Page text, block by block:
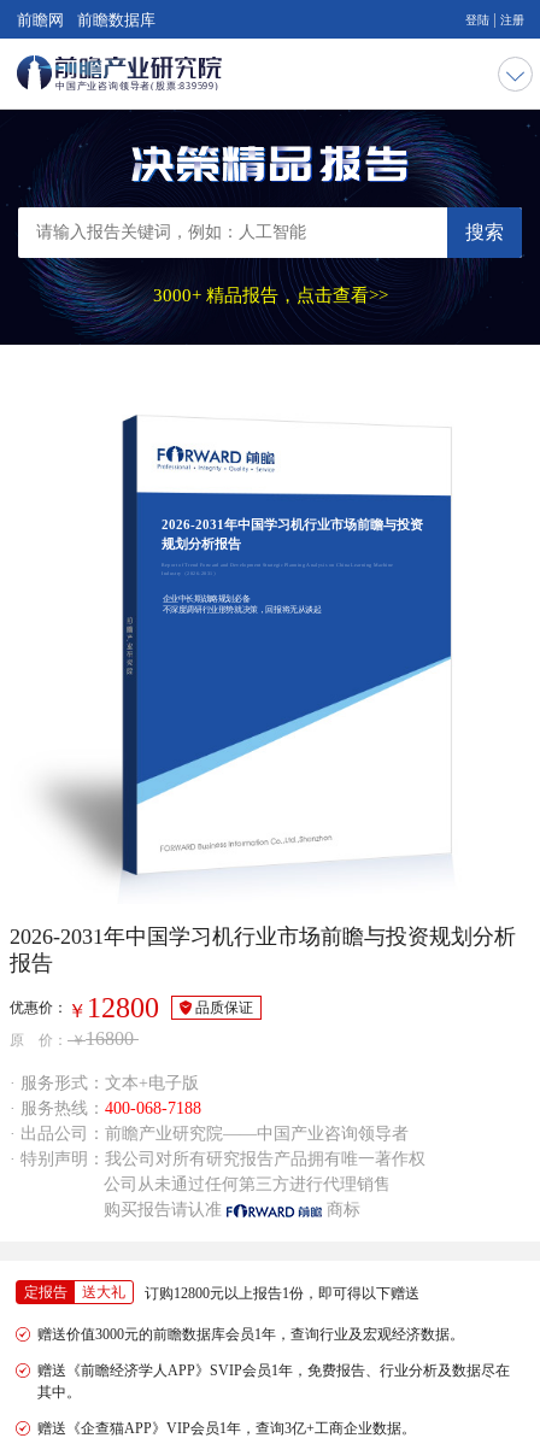
前瞻网 前瞻数据库 登陆 注册
搜索
3000+ 精品报告，点击查看>>
2026-2031年中国学习机行业市场前瞻与投资
规划分析报告
Report of Trend Forward and Development Strategic Planning Analysis on China Learning Machine
Industry（2026-2031）
企业中长期战略规划必备
不深度调研行业形势就决策，回报将无从谈起
2026-2031年中国学习机行业市场前瞻与投资规划分析
报告
优惠价： ￥ 12800
品质保证
原 价： ￥16800
· 服务形式：文本+电子版
· 服务热线： 400-068-7188
· 出品公司：前瞻产业研究院——中国产业咨询领导者
· 特别声明：我公司对所有研究报告产品拥有唯一著作权
公司从未通过任何第三方进行代理销售
购买报告请认准
商标
定报告 送大礼 订购12800元以上报告1份，即可得以下赠送
赠送价值3000元的前瞻数据库会员1年，查询行业及宏观经济数据。
赠送《前瞻经济学人APP》SVIP会员1年，免费报告、行业分析及数据尽在
其中。
赠送《企查猫APP》VIP会员1年，查询3亿+工商企业数据。